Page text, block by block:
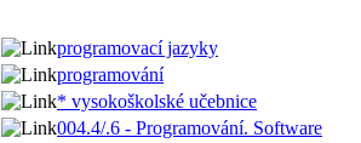
programovací jazyky
programování
* vysokoškolské učebnice
004.4/.6 - Programování. Software